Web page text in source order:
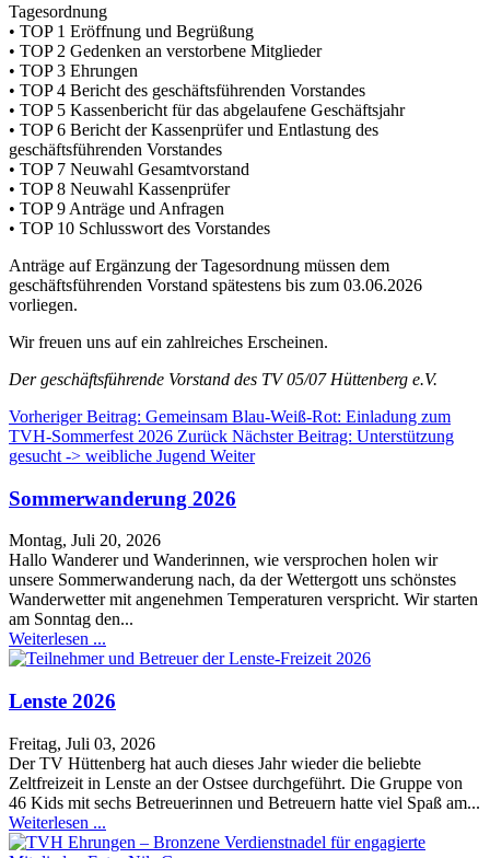
Tagesordnung
• TOP 1 Eröffnung und Begrüßung
• TOP 2 Gedenken an verstorbene Mitglieder
• TOP 3 Ehrungen
• TOP 4 Bericht des geschäftsführenden Vorstandes
• TOP 5 Kassenbericht für das abgelaufene Geschäftsjahr
• TOP 6 Bericht der Kassenprüfer und Entlastung des
geschäftsführenden Vorstandes
• TOP 7 Neuwahl Gesamtvorstand
• TOP 8 Neuwahl Kassenprüfer
• TOP 9 Anträge und Anfragen
• TOP 10 Schlusswort des Vorstandes
Anträge auf Ergänzung der Tagesordnung müssen dem
geschäftsführenden Vorstand spätestens bis zum 03.06.2026
vorliegen.
Wir freuen uns auf ein zahlreiches Erscheinen.
Der geschäftsführende Vorstand des TV 05/07 Hüttenberg e.V.
Vorheriger Beitrag: Gemeinsam Blau-Weiß-Rot: Einladung zum
TVH-Sommerfest 2026 Zurück Nächster Beitrag: Unterstützung
gesucht -> weibliche Jugend Weiter
Sommerwanderung 2026
Montag, Juli 20, 2026
Hallo Wanderer und Wanderinnen, wie versprochen holen wir
unsere Sommerwanderung nach, da der Wettergott uns schönstes
Wanderwetter mit angenehmen Temperaturen verspricht. Wir starten
am Sonntag den...
Weiterlesen ...
Lenste 2026
Freitag, Juli 03, 2026
Der TV Hüttenberg hat auch dieses Jahr wieder die beliebte
Zeltfreizeit in Lenste an der Ostsee durchgeführt. Die Gruppe von
46 Kids mit sechs Betreuerinnen und Betreuern hatte viel Spaß am...
Weiterlesen ...